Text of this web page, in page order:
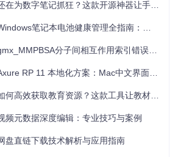
频元数据深度编辑：专业技巧与案例
盘直链下载技术解析与应用指南